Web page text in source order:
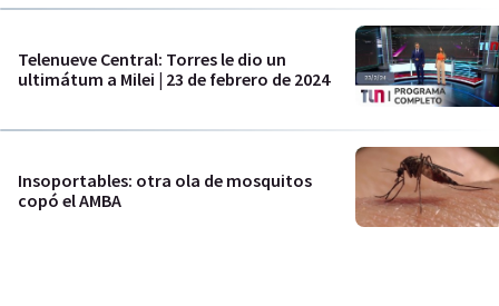
Telenueve Central: Torres le dio un
ultimátum a Milei | 23 de febrero de 2024
Insoportables: otra ola de mosquitos
copó el AMBA